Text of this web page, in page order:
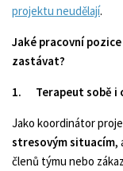
projektu neudělají.
Jaké pracovní
zastávat?
1. Terapeut sobě i
Jako koordinátor
stresovým situacím,
členů týmu nebo